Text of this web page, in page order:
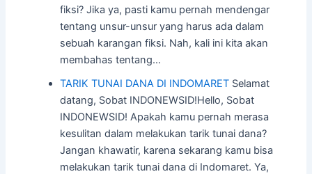
fiksi? Jika ya, pasti kamu pernah mendengar
tentang unsur-unsur yang harus ada dalam
sebuah karangan fiksi. Nah, kali ini kita akan
membahas tentang…
TARIK TUNAI DANA DI INDOMARET Selamat
datang, Sobat INDONEWSID!Hello, Sobat
INDONEWSID! Apakah kamu pernah merasa
kesulitan dalam melakukan tarik tunai dana?
Jangan khawatir, karena sekarang kamu bisa
melakukan tarik tunai dana di Indomaret. Ya,